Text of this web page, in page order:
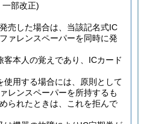
部改正)
売した場合は、当該記名式IC
ァレンスペーパーを同時に発
客本人の覚えであり、ICカード
使用する場合には、原則として
レンスペーパーを所持するも
られたときは、これを拒んで